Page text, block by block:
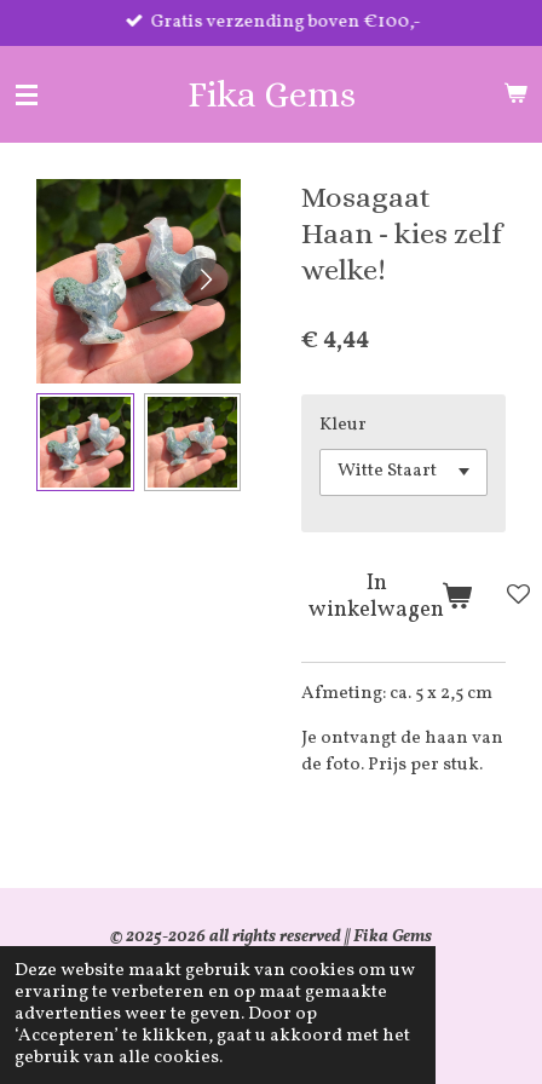
Deze website maakt gebruik van cookies om uw
ervaring te verbeteren en op maat gemaakte
advertenties weer te geven. Door op
‘Accepteren’ te klikken, gaat u akkoord met het
gebruik van alle cookies.
direct
de
Gratis verzending boven €100,-
Fika Gems
Mosagaat
Haan - kies zelf
welke!
€ 4,44
Kleur
In
winkelwagen
Afmeting: ca. 5 x 2,5 cm
Je ontvangt de haan van
de foto. Prijs per stuk.
© 2025-2026 all rights reserved || Fika Gems
KvK: 96344911
BTW-id: NL005203097B17